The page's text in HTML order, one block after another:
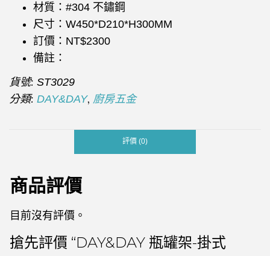
材質：#304 不鏽鋼
尺寸：W450*D210*H300MM
訂價：NT$2300
備註：
貨號: ST3029
分類: DAY&DAY, 廚房五金
評價 (0)
商品評價
目前沒有評價。
搶先評價 “DAY&DAY 瓶罐架-掛式